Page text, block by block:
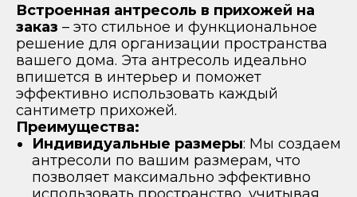
Встроенная антресоль в прихожей на
заказ – это стильное и функциональное
решение для организации пространства
вашего дома. Эта антресоль идеально
впишется в интерьер и поможет
эффективно использовать каждый
сантиметр прихожей.
Преимущества:
Индивидуальные размеры: Мы создаем
антресоли по вашим размерам, что
позволяет максимально эффективно